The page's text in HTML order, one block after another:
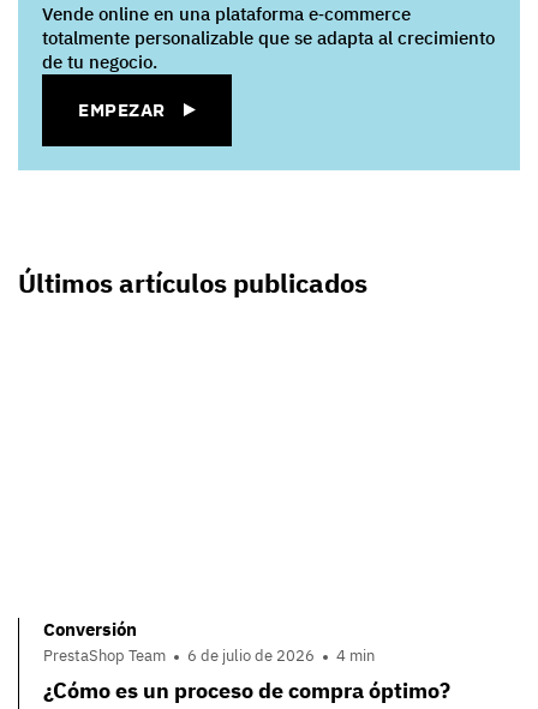
Vende online en una plataforma e‑commerce
totalmente personalizable que se adapta al crecimiento
de tu negocio.
EMPEZAR
Últimos artículos publicados
Conversión
PrestaShop Team 6 de julio de 2026 4 min
¿Cómo es un proceso de compra óptimo?